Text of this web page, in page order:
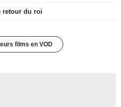
retour du roi
films en VOD